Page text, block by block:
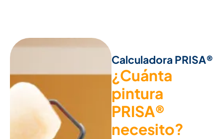
Calculadora PRISA®
¿Cuánta
pintura
PRISA®
necesito?